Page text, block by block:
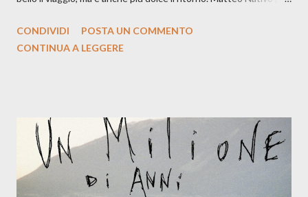
indubbiamente matura e consapevole oltre che con ottimi
Dicevamo. Ed è da qui che il nostro inizia questo concept
musicale, con " Che ora è" , raccontando la separazione dalla
moglie, del senso di sconfitta e del caldo afoso che opprime,
giusta condizione di sopraffazione: "Non so che ora è, che giorno
CONDIVIDI
POSTA UN COMMENTO
CONTINUA A LEGGERE